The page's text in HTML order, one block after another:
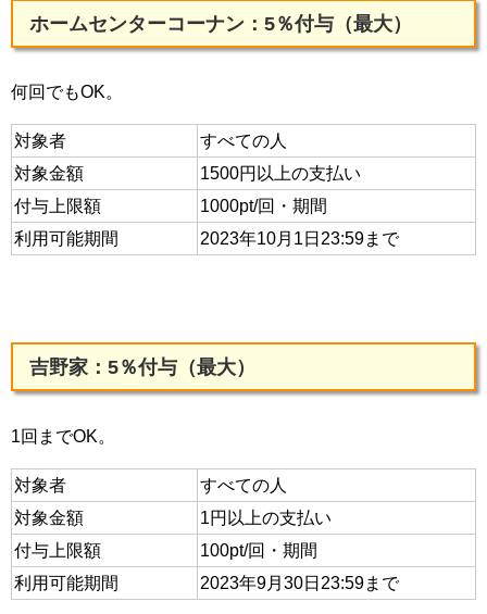
ホームセンターコーナン：5％付与（最大）
何回でもOK。
対象者
すべての人
対象金額
1500円以上の支払い
付与上限額
1000pt/回・期間
利用可能期間
2023年10月1日23:59まで
吉野家：5％付与（最大）
1回までOK。
対象者
すべての人
対象金額
1円以上の支払い
付与上限額
100pt/回・期間
利用可能期間
2023年9月30日23:59まで